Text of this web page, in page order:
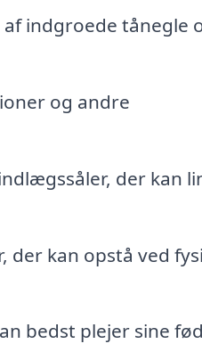
indgroede tånegle
og andre
der kan
der kan opstå ved
bedst plejer sine